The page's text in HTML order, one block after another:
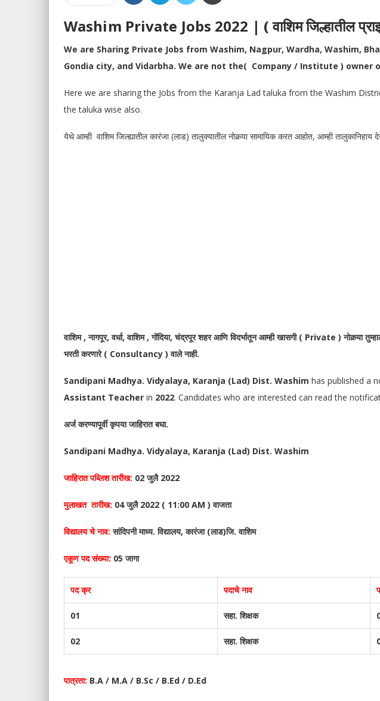
Washim Private Jobs 2022 | ( वाशिम जिल्हातील
We are Sharing Private Jobs from Washim, Nagpur, Wardha, Washim,
Gondia city, and Vidarbha. We are not the( Company / Institute ) owner
Here we are sharing the Jobs from the Karanja Lad taluka from the Washim
the taluka wise also.
येथे आम्ही वाशिम जिल्ह्यातील कारंजा (लाड) तालुक्यातील नोकर्‍या सामायिक करत आहोत, आम्ही
वाशिम , नागपूर, वर्धा, वाशिम , गोंदिया, चंद्रपूर शहर आणि विदर्भातून आम्ही खासगी ( Private ) नोकर्‍या
भरती करणारे ( Consultancy ) वाले नाही.
Sandipani Madhya. Vidyalaya, Karanja (Lad) Dist. Washim has published a
Assistant Teacher in 2022. Candidates who are interested can read the
अर्ज करण्यापूर्वी कृपया जाहिरात बघा.
Sandipani Madhya. Vidyalaya, Karanja (Lad) Dist. Washim
जाहिरात पब्लिश तारीख: 02 जुलै 2022
मुलाखत तारीख: 04 जुलै 2022 ( 11:00 AM ) वाजता
विद्यालय चे नाव: सांदिपनी माध्य. विद्यालय, कारंजा (लाड)जि. वाशिम
एकूण पद संख्या: 05 जागा
पद क्र पदाचे नाव
01 सहा. शिक्षक
02 सहा. शिक्षक
पात्रता: B.A / M.A / B.Sc / B.Ed / D.Ed